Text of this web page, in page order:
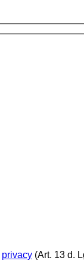
privacy (Art. 13 d.